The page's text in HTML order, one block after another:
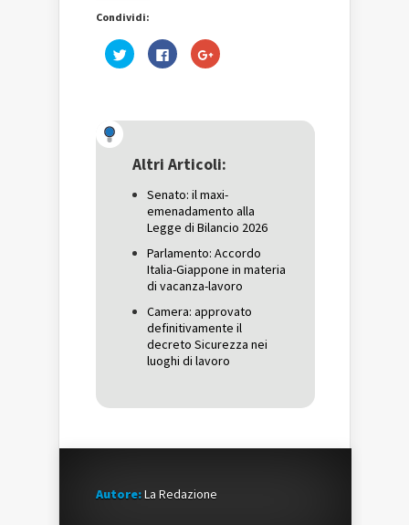
Condividi:
Fai
clic
una
nuova
Fai
clic
nuova
finestra)
Fai
clic
una
nuova
Altri Articoli:
Senato: il maxi-
emenadamento alla
Legge di Bilancio 2026
Parlamento: Accordo
Italia-Giappone in materia
di vacanza-lavoro
Camera: approvato
definitivamente il
decreto Sicurezza nei
luoghi di lavoro
Autore:La Redazione